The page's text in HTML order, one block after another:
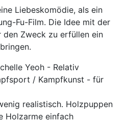
Liebeskomödie, als ein
Fu-Film. Die Idee mit der
den Zweck zu erfüllen ein
realistisch. Holzpuppen
Holzarme einfach